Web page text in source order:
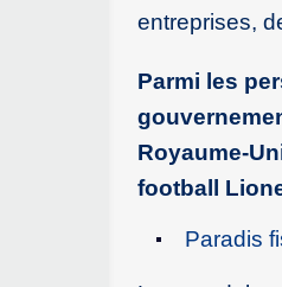
entreprises,
Parmi les
Royaume-
football
Paradis